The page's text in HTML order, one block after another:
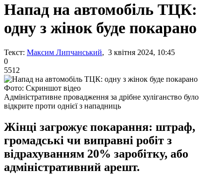
Напад на автомобіль ТЦК:
одну з жінок буде покарано
Текст: Максим Липчанський, 3 квітня 2024, 10:45
0
5512
Фото: Скриншот відео
Адміністративне провадження за дрібне хуліганство було
відкрите проти однієї з нападниць
Жінці загрожує покарання: штраф,
громадські чи виправні робіт з
відрахуванням 20% заробітку, або
адміністративний арешт.